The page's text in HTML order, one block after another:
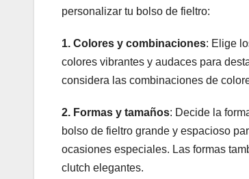
personalizar tu bolso de fieltro:
1. Colores y combinaciones: Elige
colores vibrantes y audaces para
considera las combinaciones de
2. Formas y tamaños: Decide la
bolso de fieltro grande y espacioso
ocasiones especiales. Las formas
clutch elegantes.